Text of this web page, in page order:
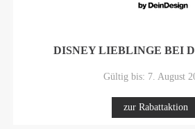
DISNEY LIEBLINGE BEI
Gültig bis: 7. August
zur Rabattaktion